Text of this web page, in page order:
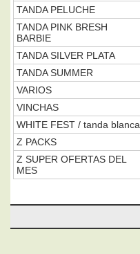
TANDA PELUCHE
TANDA PINK BRESH
BARBIE
TANDA SILVER PLATA
TANDA SUMMER
VARIOS
VINCHAS
WHITE FEST / tanda blanca
Z PACKS
Z SUPER OFERTAS DEL
MES